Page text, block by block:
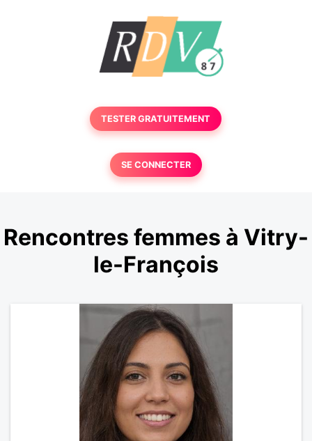
TESTER GRATUITEMENT
SE CONNECTER
Rencontres femmes à Vitry-
le-François